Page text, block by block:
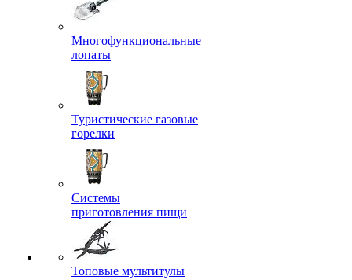
Многофункциональные
лопаты
Туристические газовые
горелки
Системы
приготовления пищи
Топовые мультитулы